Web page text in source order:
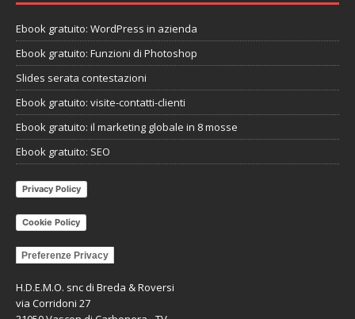
Ebook gratuito: WordPress in azienda
Ebook gratuito: Funzioni di Photoshop
Slides serata contestazioni
Ebook gratuito: visite-contatti-clienti
Ebook gratuito: il marketing globale in 8 mosse
Ebook gratuito: SEO
Privacy Policy
Cookie Policy
Preferenze Privacy
H.D.E.M.O. snc di Breda & Roversi
via Corridoni 27